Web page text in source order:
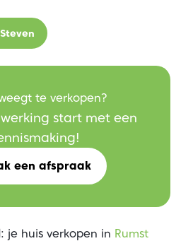
te verkopen?
start met een
een afspraak
je huis verkopen in Rumst